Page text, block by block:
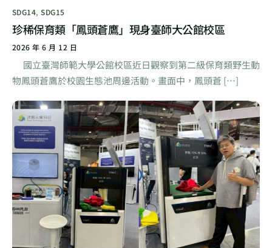
SDG14,SDG15
珍稀保育類「鳳頭蒼鷹」現身臺師大公館校區
2026 年 6 月 12 日
國立臺灣師範大學公館校區近日觀察到第二級保育類野生動
物鳳頭蒼鷹於校園生態池周邊活動。畫面中，鳳頭蒼 […]